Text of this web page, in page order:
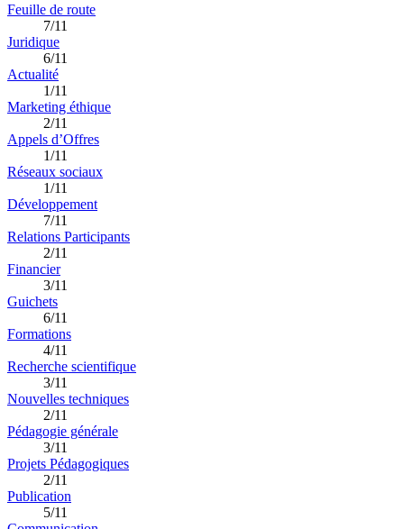
Feuille de route
7/11
Juridique
6/11
Actualité
1/11
Marketing éthique
2/11
Appels d’Offres
1/11
Réseaux sociaux
1/11
Développement
7/11
Relations Participants
2/11
Financier
3/11
Guichets
6/11
Formations
4/11
Recherche scientifique
3/11
Nouvelles techniques
2/11
Pédagogie générale
3/11
Projets Pédagogiques
2/11
Publication
5/11